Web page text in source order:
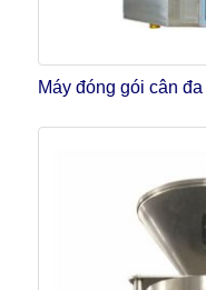
Máy đóng gói cân